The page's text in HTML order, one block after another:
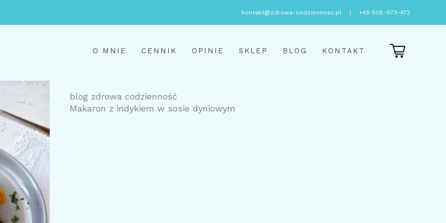
kontakt@zdrowa-codziennosc.pl +48 508-973-472
O MNIE CENNIK OPINIE SKLEP BLOG KONTAKT
blog zdrowa codzienność
Makaron z indykiem w sosie dyniowym